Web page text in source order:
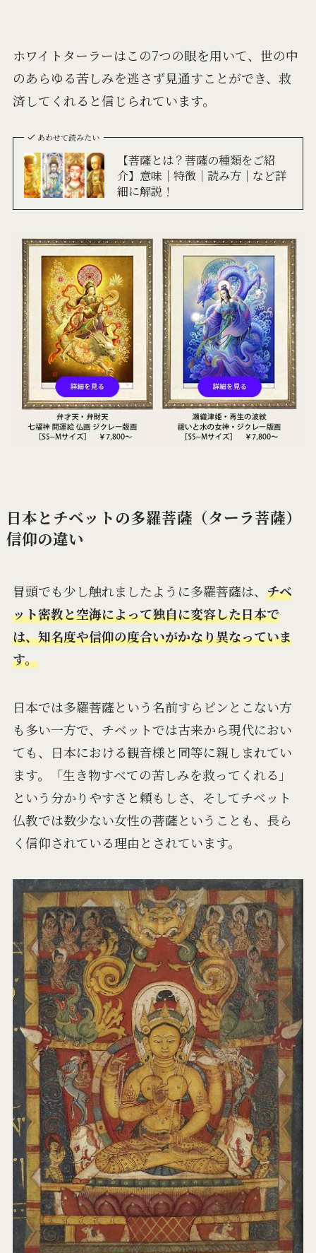
ホワイトターラーはこの7つの眼を用いて、世の中
のあらゆる苦しみを逃さず見通すことができ、救
済してくれると信じられています。
あわせて読みたい
【菩薩とは？菩薩の種類をご紹
介】意味│特徴│読み方│など詳
細に解説！
日本とチベットの多羅菩薩（ターラ菩薩）
信仰の違い
冒頭でも少し触れましたように多羅菩薩は、 チベ
ット密教と空海によって独自に変容した日本で
は、知名度や信仰の度合いがかなり異なっていま
す。
日本では多羅菩薩という名前すらピンとこない方
も多い一方で、チベットでは古来から現代におい
ても、日本における観音様と同等に親しまれてい
ます。「生き物すべての苦しみを救ってくれる」
という分かりやすさと頼もしさ、そしてチベット
仏教では数少ない女性の菩薩ということも、長ら
く信仰されている理由とされています。